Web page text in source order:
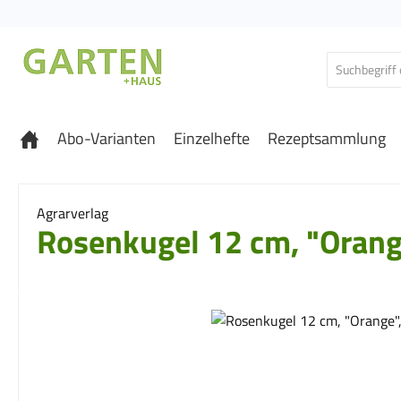
Abo-Varianten Einzelhefte Rezeptsammlung
Agrarverlag
Rosenkugel 12 cm,